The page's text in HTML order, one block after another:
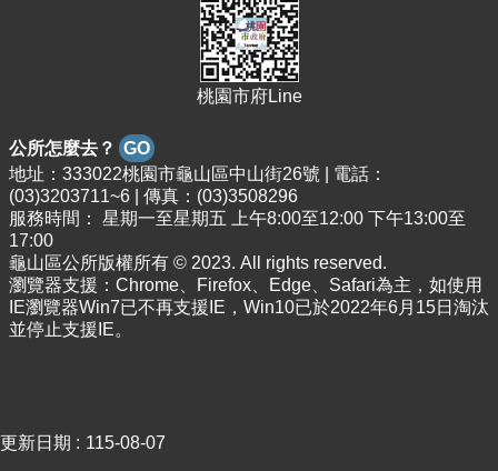
桃園市府Line
公所怎麼去？ GO
地址：333022桃園市龜山區中山街26號 | 電話：
(03)3203711~6 | 傳真：(03)3508296
服務時間： 星期一至星期五 上午8:00至12:00 下午13:00至
17:00
龜山區公所版權所有 © 2023. All rights reserved.
瀏覽器支援：Chrome、Firefox、Edge、Safari為主，如使用
IE瀏覽器Win7已不再支援IE，Win10已於2022年6月15日淘汰
並停止支援IE。
更新日期 115-08-07